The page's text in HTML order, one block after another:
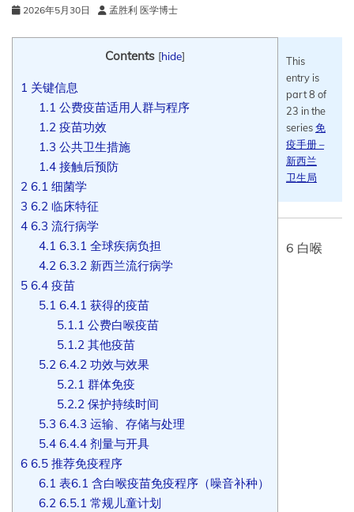
2026年5月30日 孟胜利 医学博士
Contents [hide]
1 关键信息
1.1 公费疫苗适用人群与程序
1.2疫苗功效
1.3 公共卫生措施
1.4接触后预防
2 6.1 细菌学
3 6.2 临床特征
4 6.3 流行病学
4.1 6.3.1 全球疾病负担
4.26.3.2 新西兰流行病学
5 6.4 疫苗
5.1 6.4.1 获得的疫苗
5.1.1 公费白喉疫苗
5.1.2其他疫苗
5.26.4.2 功效与效果
5.2.1 群体免疫
5.2.2保护持续时间
5.3 6.4.3 运输、存储与处理
5.46.4.4 剂量与开具
6 6.5 推荐免疫程序
6.1 表6.1 含白喉疫苗免疫程序（噪音补种）
6.26.5.1 常规儿童计划
This
entry is
part 8 of
23 in the
series免
疫手册 –
新西兰
卫生局
6 白喉